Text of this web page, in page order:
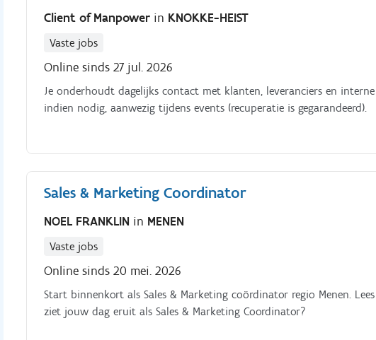
Client of Manpower in KNOKKE-HEIST
Vaste jobs
Online sinds 27 jul. 2026
Je onderhoudt dagelijks contact met klanten, leveranciers en
indien nodig, aanwezig tijdens events (recuperatie is gegarandeerd).
Sales & Marketing Coordinator
NOEL FRANKLIN in MENEN
Vaste jobs
Online sinds 20 mei. 2026
Start binnenkort als Sales & Marketing coördinator regio Menen.
ziet jouw dag eruit als Sales & Marketing Coordinator?